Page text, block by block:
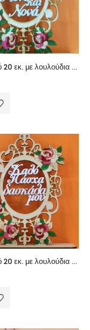
Σταντ αυγό 20 εκ. με λουλούδια Καλό Πάσχα Νονέ και Νονά
Σταντ αυγό 20 εκ. με λουλούδια Καλό Πάσχα δασκάλα μου